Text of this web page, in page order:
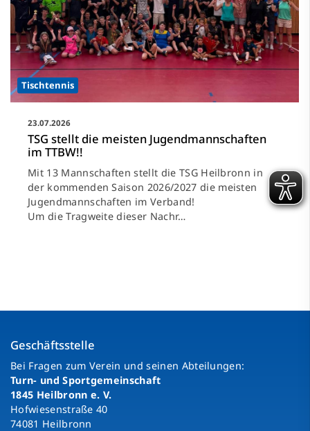
Tischtennis
23.07.2026
TSG stellt die meisten Jugendmannschaften
im TTBW!!
Mit 13 Mannschaften stellt die TSG Heilbronn in
der kommenden Saison 2026/2027 die meisten
Jugendmannschaften im Verband!
Um die Tragweite dieser Nachr…
Geschäftsstelle
Bei Fragen zum Verein und seinen Abteilungen:
Turn- und Sportgemeinschaft
1845 Heilbronn e. V.
Hofwiesenstraße 40
74081 Heilbronn